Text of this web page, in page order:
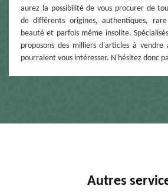
aurez la possibilité de vous procurer de
de différents origines, authentiques,
beauté et parfois même insolite.
proposons des milliers d'articles à
pourraient vous intéresser. N'hésitez donc
Autres